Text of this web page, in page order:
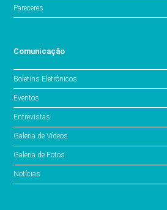
Pareceres
Comunicação
Boletins Eletrônicos
Eventos
Entrevistas
Galeria de Vídeos
Galeria de Fotos
Notícias